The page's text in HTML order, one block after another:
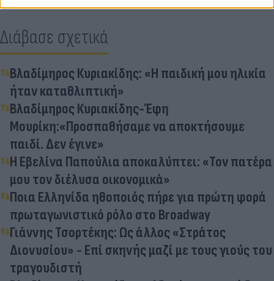
Διάβασε σχετικά
Βλαδίμηρος Κυριακίδης: «Η παιδική μου ηλικία
ήταν καταθλιπτική»
Βλαδίμηρος Κυριακίδης-Έφη
Μουρίκη:«Προσπαθήσαμε να αποκτήσουμε
παιδί. Δεν έγινε»
Η Εβελίνα Παπούλια αποκαλύπτει: «Τον πατέρα
μου τον διέλυσα οικονομικά»
Ποια Ελληνίδα ηθοποιός πήρε για πρώτη φορά
πρωταγωνιστικό ρόλο στο Broadway
Γιάννης Τσορτέκης: Ως άλλος «Στράτος
Διονυσίου» - Επί σκηνής μαζί με τους γιούς του
τραγουδιστή